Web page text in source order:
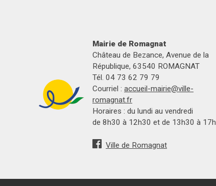
Mairie de Romagnat
Château de Bezance, Avenue de la
République, 63540 ROMAGNAT
Tél. 04 73 62 79 79
Courriel : accueil-mairie@ville-
romagnat.fr
Horaires : du lundi au vendredi
de 8h30 à 12h30 et de 13h30 à 17h
Ville de Romagnat